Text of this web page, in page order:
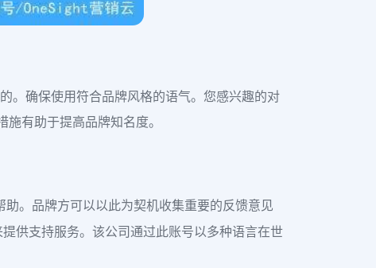
。确保使用符合品牌风格的语气。您感兴趣的对
有助于提高品牌知名度。
。品牌方可以以此为契机收集重要的反馈意见
供支持服务。该公司通过此账号以多种语言在世